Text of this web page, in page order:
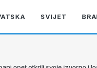
SVIJET